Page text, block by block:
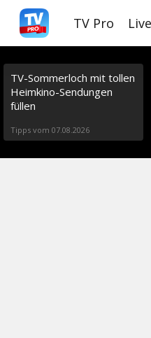
TV Pro
TV-Sommerloch mit tollen
Heimkino-Sendungen
füllen
Tipps vom 07.08.2026